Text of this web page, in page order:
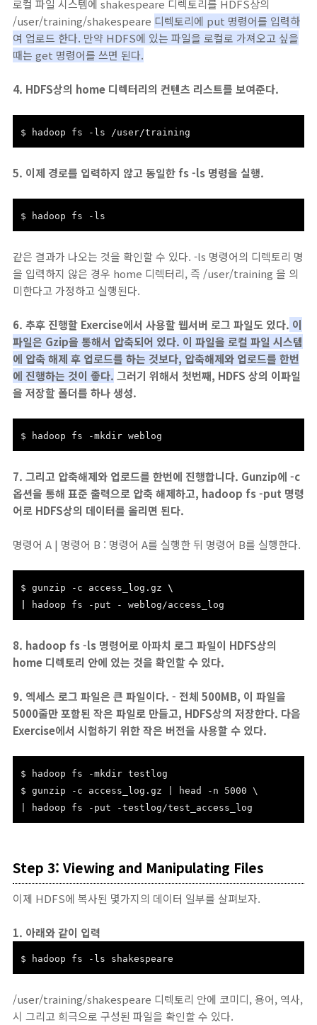
로컬 파일 시스템에 shakespeare 디렉토리를 HDFS상의
/user/training/shakespeare 디렉토리에 put 명령어를 입력하
여 업로드 한다. 만약 HDFS에 있는 파일을 로컬로 가져오고 싶을
때는 get 명령어를 쓰면 된다.
4. HDFS상의 home 디렉터리의 컨텐츠 리스트를 보여준다.
$ hadoop fs -ls /user/training
5. 이제 경로를 입력하지 않고 동일한 fs -ls 명령을 실행.
$ hadoop fs -ls
같은 결과가 나오는 것을 확인할 수 있다. -ls 명령어의 디렉토리 명
을 입력하지 않은 경우 home 디렉터리, 즉 /user/training 을 의
미한다고 가정하고 실행된다.
6. 추후 진행할 Exercise에서 사용할 웹서버 로그 파일도 있다. 이
파일은 Gzip을 통해서 압축되어 있다. 이 파일을 로컬 파일 시스템
에 압축 해제 후 업로드를 하는 것보다, 압축해제와 업로드를 한번
에 진행하는 것이 좋다. 그러기 위해서 첫번째, HDFS 상의 이파일
을 저장할 폴더를 하나 생성.
$ hadoop fs -mkdir weblog
7. 그리고 압축해제와 업로드를 한번에 진행합니다. Gunzip에 -c
옵션을 통해 표준 출력으로 압축 해제하고, hadoop fs -put 명령
어로 HDFS상의 데이터를 올리면 된다.
명령어 A | 명령어 B : 명령어 A를 실행한 뒤 명령어 B를 실행한다.
$ gunzip -c access_log.gz \
hadoop fs -put - weblog/access_log
8. hadoop fs -ls 명령어로 아파치 로그 파일이 HDFS상의
home 디렉토리 안에 있는 것을 확인할 수 있다.
9. 엑세스 로그 파일은 큰 파일이다. - 전체 500MB, 이 파일을
5000줄만 포함된 작은 파일로 만들고, HDFS상의 저장한다. 다음
Exercise에서 시험하기 위한 작은 버전을 사용할 수 있다.
$ hadoop fs -mkdir testlog
$ gunzip -c access_log.gz | head -n 5000 \
| hadoop fs -put -testlog/test_access_log
Step 3: Viewing and Manipulating Files
이제 HDFS에 복사된 몇가지의 데이터 일부를 살펴보자.
1. 아래와 같이 입력
$ hadoop fs -ls shakespeare
/user/training/shakespeare 디렉토리 안에 코미디, 용어, 역사,
시 그리고 희극으로 구성된 파일을 확인할 수 있다.